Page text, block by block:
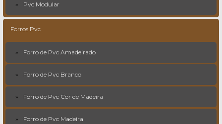
Pvc Modular
Forros Pvc
Forro de Pvc Amadeirado
Forro de Pvc Branco
Forro de Pvc Cor de Madeira
Forro de Pvc Madeira